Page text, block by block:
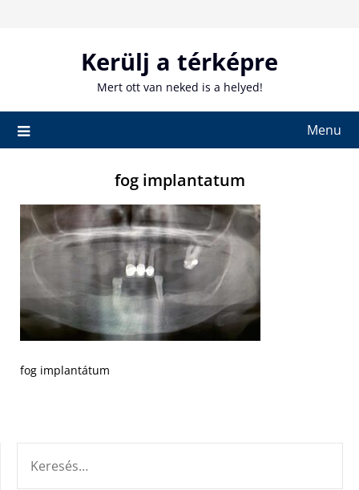
Kerülj a térképre
Mert ott van neked is a helyed!
Menu
fog implantatum
fog implantátum